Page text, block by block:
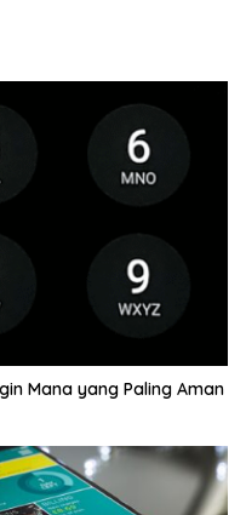
Mana yang Paling Aman